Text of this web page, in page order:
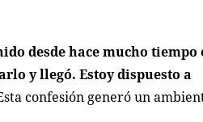
desde hace mucho tiempo
y llegó. Estoy dispuesto a
confesión generó un